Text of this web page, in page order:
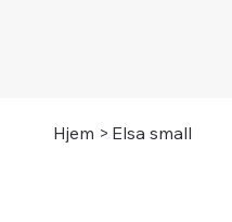
Hjem > Elsa small